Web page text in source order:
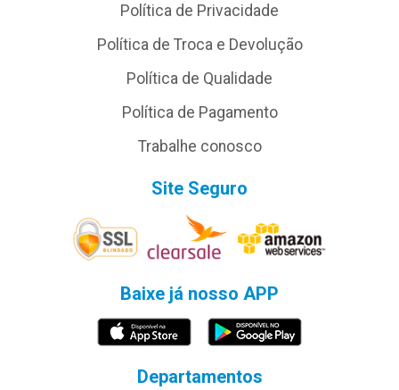
Política de Privacidade
Política de Troca e Devolução
Política de Qualidade
Política de Pagamento
Trabalhe conosco
Site Seguro
Baixe já nosso APP
Departamentos